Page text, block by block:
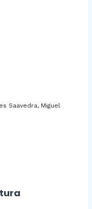
Saavedra, Miguel